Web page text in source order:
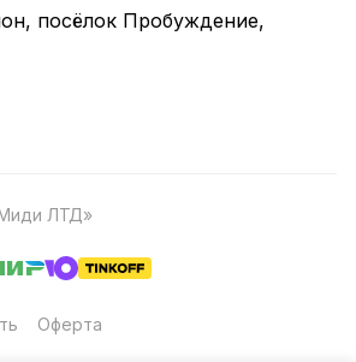
посёлок Пробуждение,
ЛТД»
Оферта